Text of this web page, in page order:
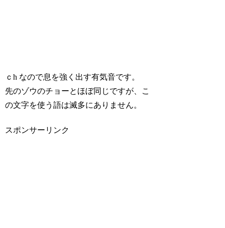
ｃh なので息を強く出す有気音です。
先のゾウのチョーとほぼ同じですが、こ
の文字を使う語は滅多にありません。
スポンサーリンク